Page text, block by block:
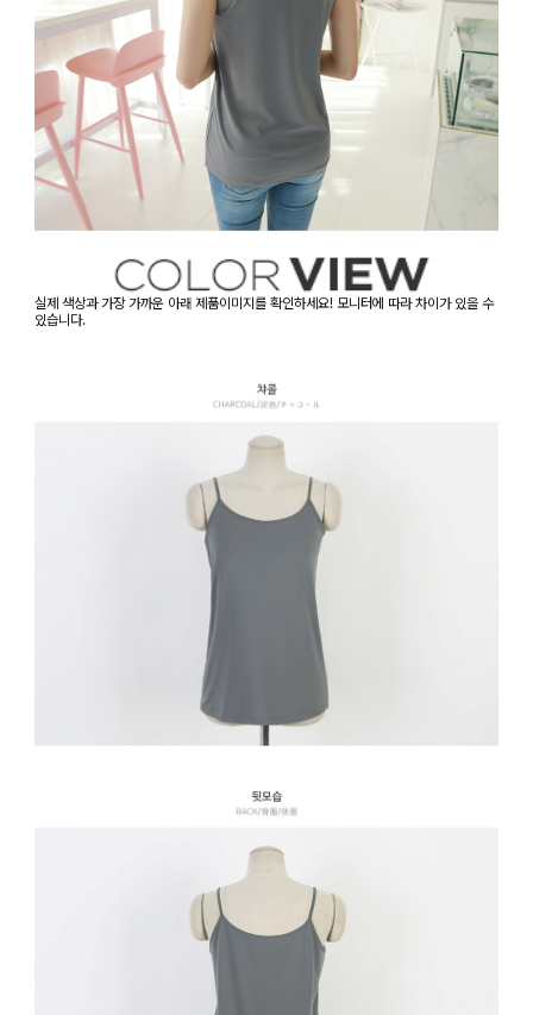
실제 색상과 가장 가까운 아래 제품이미지를 확인하세요! 모니터에 따라 차이가 있을 수
있습니다.